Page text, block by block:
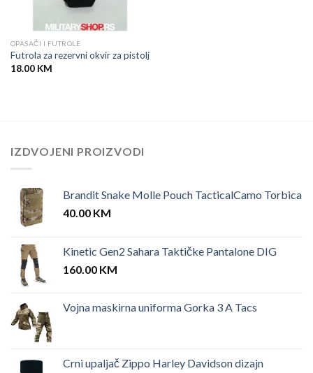
OPASAČI I FUTROLE
Futrola za rezervni okvir za pistolj
18.00 KM
IZDVOJENI PROIZVODI
Brandit Snake Molle Pouch TacticalCamo Torbica
40.00 KM
Kinetic Gen2 Sahara Taktičke Pantalone DIG
160.00 KM
Vojna maskirna uniforma Gorka 3 A Tacs
Crni upaljač Zippo Harley Davidson dizajn